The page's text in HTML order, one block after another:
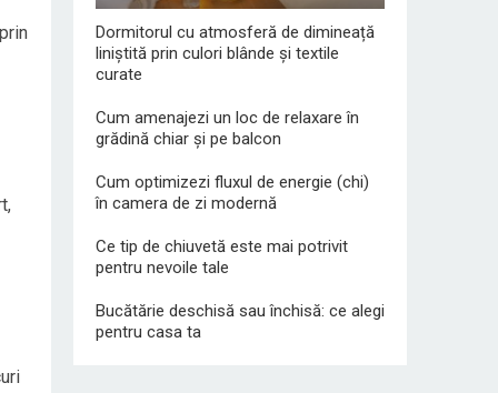
Dormitorul cu atmosferă de dimineață
liniștită prin culori blânde și textile
curate
Cum amenajezi un loc de relaxare în
grădină chiar și pe balcon
Cum optimizezi fluxul de energie (chi)
în camera de zi modernă
Ce tip de chiuvetă este mai potrivit
pentru nevoile tale
Bucătărie deschisă sau închisă: ce alegi
pentru casa ta